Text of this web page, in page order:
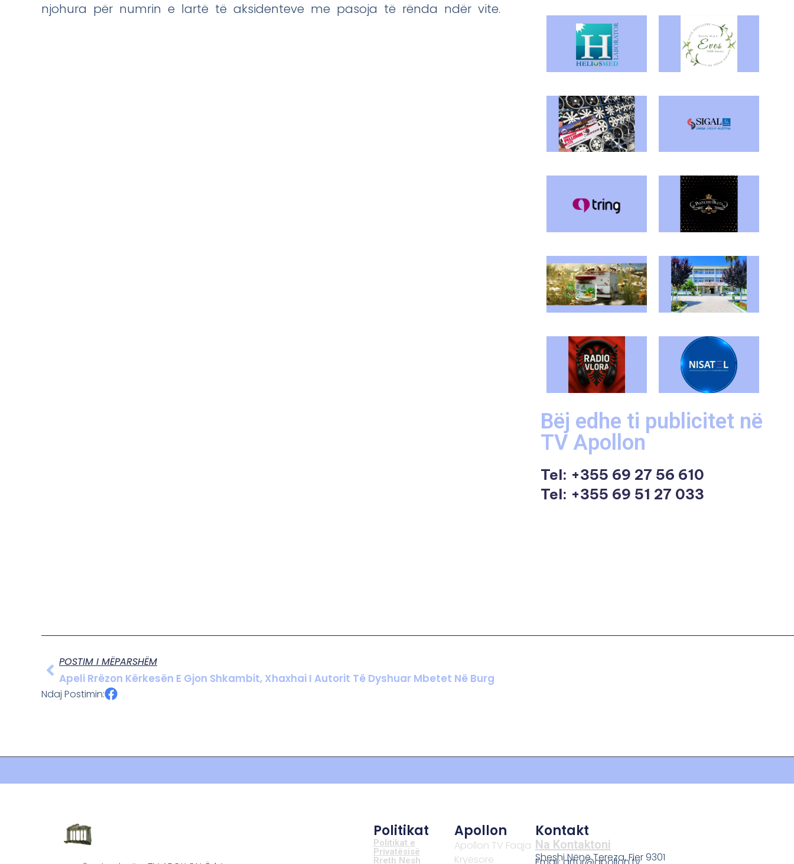
njohura për numrin e lartë të aksidenteve me pasoja të rënda ndër vite.
Bëj edhe ti publicitet në
TV Apollon
Tel: +355 69 27 56 610
Tel: +355 69 51 27 033
POSTIM I MËPARSHËM
Apeli Rrëzon Kërkesën E Gjon Shkambit, Xhaxhai I Autorit Të Dyshuar Mbetet Në Burg
Ndaj Postimin:
Politikat
Politikat e
Privatësisë
Rreth Nesh
Apollon
Apollon TV Faqja
Kryesore
Kontakt
Na Kontaktoni
Sheshi Nënë Tereza, Fier 9301